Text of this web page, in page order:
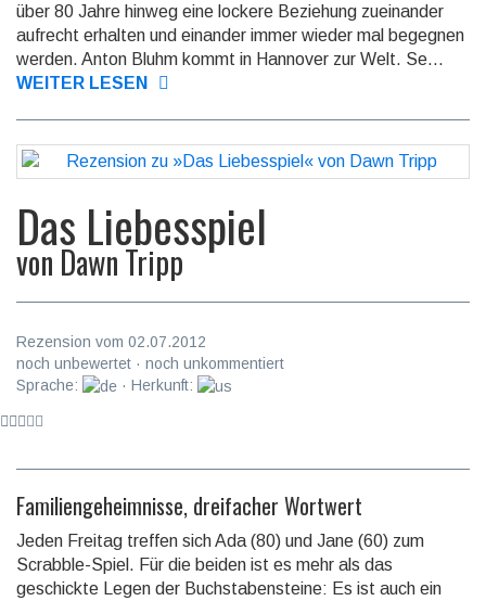
über 80 Jahre hinweg eine lockere Beziehung zueinander
aufrecht erhalten und einander immer wieder mal begegnen
werden. Anton Bluhm kommt in Hannover zur Welt. Se...
WEITER LESEN
Das Liebesspiel
von Dawn Tripp
Rezension vom 02.07.2012
noch unbewertet · noch unkommentiert
Sprache:
· Herkunft:
Familiengeheimnisse, dreifacher Wortwert
Jeden Freitag treffen sich Ada (80) und Jane (60) zum
Scrabble-Spiel. Für die beiden ist es mehr als das
geschickte Legen der Buchstabensteine: Es ist auch ein